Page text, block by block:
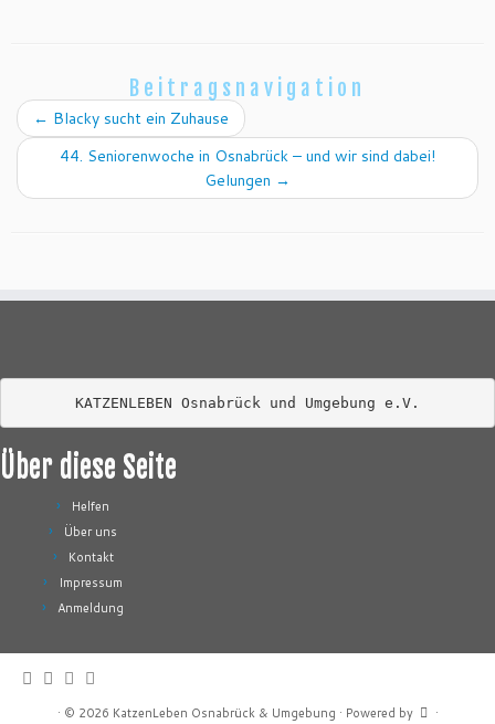
Beitragsnavigation
← Blacky sucht ein Zuhause
44. Seniorenwoche in Osnabrück – und wir sind dabei!
Gelungen →
KATZENLEBEN Osnabrück und Umgebung e.V.
Über diese Seite
Helfen
Über uns
Kontakt
Impressum
Anmeldung
· © 2026 KatzenLeben Osnabrück & Umgebung · Powered by ·